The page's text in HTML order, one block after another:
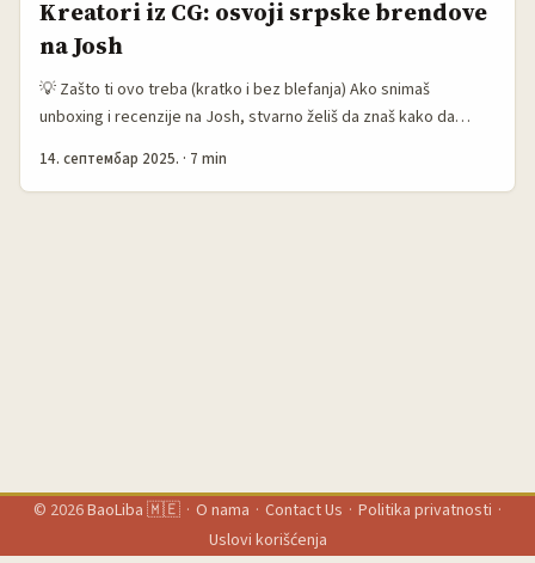
menja igru za regionalne kampanje. ...
Kreatori iz CG: osvoji srpske brendove
na Josh
💡 Zašto ti ovo treba (kratko i bez blefanja) Ako snimaš
unboxing i recenzije na Josh, stvarno želiš da znaš kako da
dopreš do srpskih brendova koji su spremni da šalju PR pakete
— i da to ne bude samo jedan video, nego serija koja gradi
14. септембар 2025. · 7 min
© 2026BaoLiba 🇲🇪 · O nama · Contact Us · Politika privatnosti ·
Uslovi korišćenja